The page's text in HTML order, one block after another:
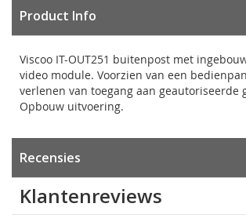
Product Info
Viscoo IT-OUT251 buitenpost met
video module. Voorzien van een
verlenen van toegang aan geautoriseerde
Opbouw uitvoering.
Recensies
Klantenreviews